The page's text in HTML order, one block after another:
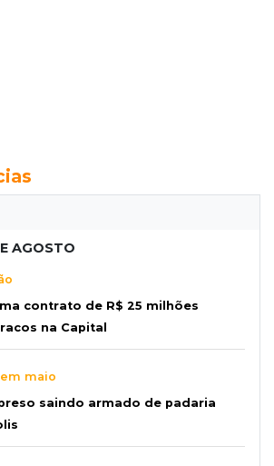
AGOSTO
contrato de R$ 25 milhões
na Capital
maio
saindo armado de padaria